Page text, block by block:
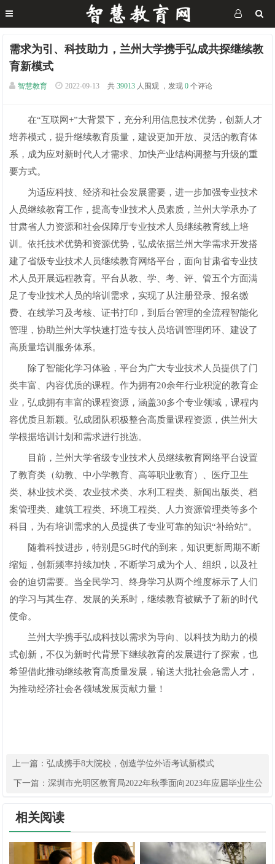
需求为引、科技助力，兰州大学携手弘成共探继续教
育新模式
智慧教育 2022-09-13 共 39013 人围观 ，发现 0 个评论
在“互联网+”大背景下，充分利用信息技术优势，创新人才
培养模式，提升继续教育质量，建设更加开放、灵活的教育体
系，成为应对新时代人才需求、加快产业结构调整与升级的重
要方式。
为适应科技、经济和社会发展需要，进一步加强专业技术
人员继续教育工作，提高专业技术人员素质，兰州大学承办了
甘肃省人力资源和社会保障厅专业技术人员继续教育线上培
训。依托技术优势和资源优势，弘成依据兰州大学需求开发搭
建了省级专业技术人员继续教育网络平台，面向甘肃省专业技
术人员开展远程教育。平台从教、学、考、评、管五个方面满
足了专业技术人员的培训需求，实现了从注册登录、报名缴
费、在线学习及考核、证书打印，到后台管理的全流程智能化
管理，协助兰州大学快速打造专技人员培训管理闭环、建设了
高质量培训服务体系。
除了智能化学习体验，平台为广大专业技术人员提供了门
类丰富、内容优质的课程。作为拥有20余年行业积淀的教育企
业，弘成拥有丰富的课程资源，涵盖30多个专业领域，课程内
容优质且新颖。弘成团队积极整合高质量课程资源，供兰州大
学根据培训计划和需求进行挑选。
目前，兰州大学省级专业技术人员继续教育网络平台设置
了教育类（幼教、中小学教育、高等职业教育）、医疗卫生
类、林业技术类、农业技术类、水利工程类、新闻出版类、档
案管理类、建筑工程类、环境工程类、人力资源管理类等多个
科目，为有培训需求的人员提供了专业可靠的知识“补给站”。
随着科技进步，特别是5G时代的到来，知识更新周期不断
缩短，创新频率持续加快，不断学习成为个人、组织，以及社
会的迫切需要。当全民学习、终身学习从两个维度标示了人们
的学习与其生存、发展的关系时，继续教育被赋予了新的时代
使命。
兰州大学携手弘成科技以需求为导向、以科技为助力的模
式创新，不仅为新时代背景下继续教育的发展进行了探索，也
希望借此推动继续教育高质量发展，输送大批社会急需人才，
为推动经济社会各领域发展贡献力量！
上一篇：弘成携手8大院校，创造学位外语考试新模式
下一篇： 深圳市光明区教育局2022年秋季面向2023年应届毕业生公
相关阅读